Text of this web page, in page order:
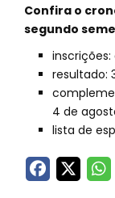
Confira o
segundo
inscrições:
resultado:
4 de
lista de